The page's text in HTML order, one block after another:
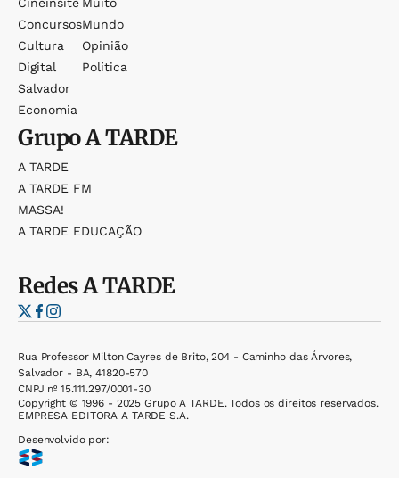
Concursos
Cultura
Digital
Salvador
Economia
Mundo
Opinião
Política
GrupoA TARDE
A TARDE
A TARDE FM
MASSA!
A TARDE EDUCAÇÃO
RedesA TARDE
Rua Professor Milton Cayres de Brito, 204 - Caminho das Árvores,
Salvador - BA, 41820-570
CNPJ nº 15.111.297/0001-30
Copyright © 1996 - 2025 Grupo A TARDE. Todos os direitos reservados.
EMPRESA EDITORA A TARDE S.A.
Desenvolvido por: